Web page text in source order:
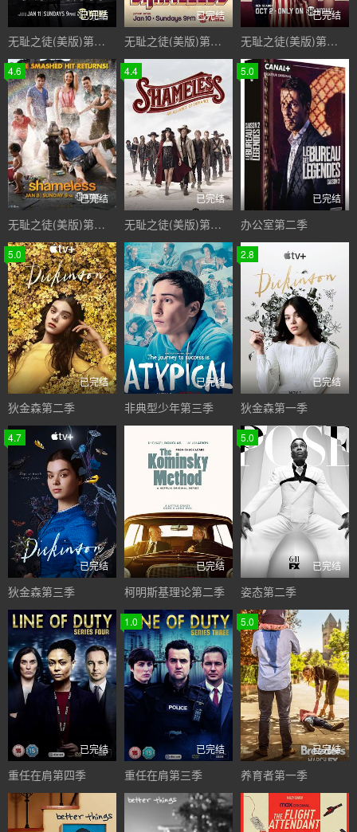
已完结
无耻之徒(美版)第五季
已完结
无耻之徒(美版)第六季
已完结
无耻之徒(美版)第七季
4.6
已完结
无耻之徒(美版)第三季
4.4
已完结
无耻之徒(美版)第九季
5.0
已完结
办公室第二季
5.0
已完结
狄金森第二季
已完结
非典型少年第三季
2.8
已完结
狄金森第一季
4.7
已完结
狄金森第三季
已完结
柯明斯基理论第二季
5.0
已完结
姿态第二季
已完结
重任在肩第四季
1.0
已完结
重任在肩第三季
5.0
已完结
养育者第一季